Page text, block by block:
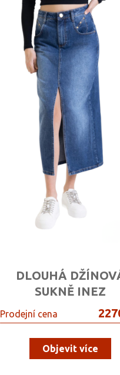
DLOUHÁ
SUKNĚ INEZ
Prodejní cena
Objevit více